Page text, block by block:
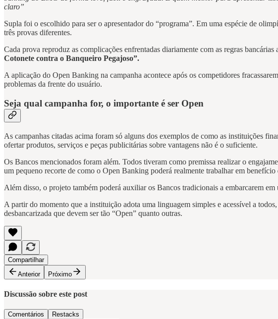
claro”
Supla foi o escolhido para ser o apresentador do “programa”. Em uma espécie de
três provas diferentes.
Cada prova reproduz as complicações enfrentadas diariamente com as regras bancárias
Cotonete contra o Banqueiro Pegajoso”.
A aplicação do Open Banking na campanha acontece após os competidores
problemas da frente do usuário.
Seja qual campanha for, o importante é ser Open
As campanhas citadas acima foram só alguns dos exemplos de como as instituições
ofertar produtos, serviços e peças publicitárias sobre vantagens não é o suficiente.
Os Bancos mencionados foram além. Todos tiveram como premissa realizar o
um pequeno recorte de como o Open Banking poderá realmente trabalhar em
Além disso, o projeto também poderá auxiliar os Bancos tradicionais a embarcarem
A partir do momento que a instituição adota uma linguagem simples e acessível a
desbancarizada que devem ser tão “Open” quanto outras.
Compartilhar
Anterior
Próximo
Discussão sobre este post
Comentários Restacks